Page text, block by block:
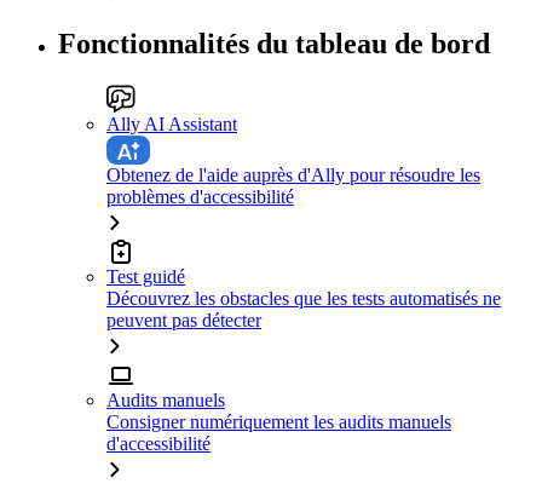
Fonctionnalités du tableau de bord
Ally AI Assistant
Obtenez de l'aide auprès d'Ally pour résoudre les
problèmes d'accessibilité
Test guidé
Découvrez les obstacles que les tests automatisés ne
peuvent pas détecter
Audits manuels
Consigner numériquement les audits manuels
d'accessibilité